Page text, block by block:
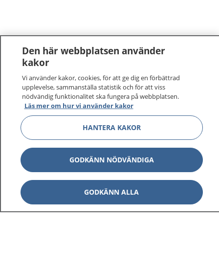
1177–tryggt om din hälsa och vård
På 1177.se får du råd om hälsa och information om
sjukdomar och vilka mottagningar du kan kontakta.
Logga in för att läsa din journal och göra dina
vårdärenden. Ring telefonnummer 1177 för
sjukvårdsrådgivning dygnet runt.
1177 ger dig råd när du vill må bättre.
Den här webbplatsen använder
kakor
Vi använder kakor, cookies, för att ge dig en förbättrad
upplevelse, sammanställa statistik och för att viss
nödvändig funktionalitet ska fungera på webbplatsen.
Läs mer om hur vi använder kakor
HANTERA KAKOR
GODKÄNN NÖDVÄNDIGA
GODKÄNN ALLA